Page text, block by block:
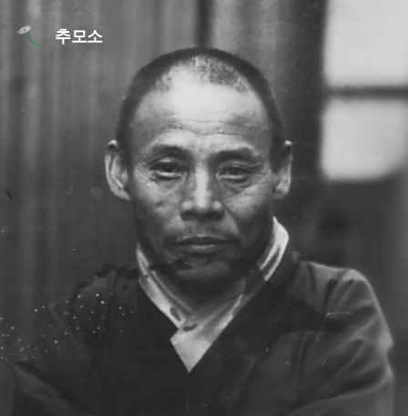
본문 바로가기
추모소